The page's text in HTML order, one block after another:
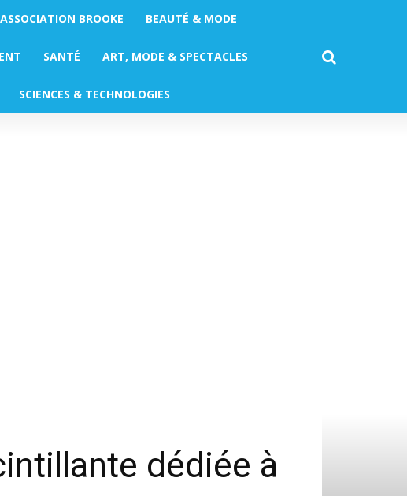
ASSOCIATION BROOKE BEAUTÉ & MODE
SANTÉ ART, MODE & SPECTACLES
SCIENCES & TECHNOLOGIES
dédiée à